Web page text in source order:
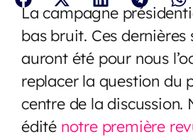
La campagne
bas bruit. Ces dernières
auront été pour nous
replacer la question du
centre de la discussion.
édité notre première